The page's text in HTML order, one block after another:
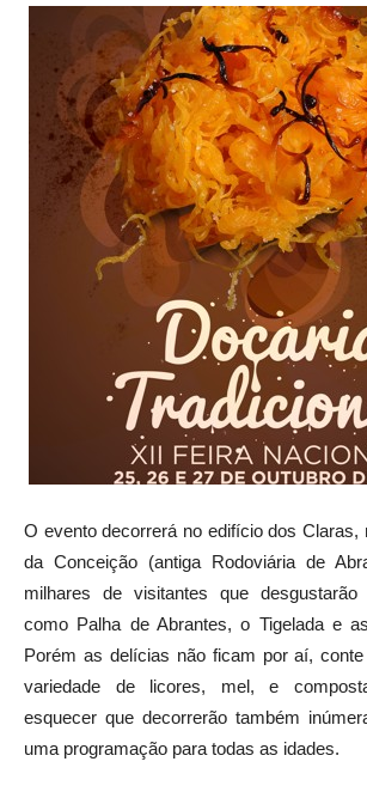
O evento decorrerá no edifício dos Claras,
da Conceição (antiga Rodoviária de
milhares de visitantes que desgustarão
como Palha de Abrantes, o Tigelada e
Porém as delícias não ficam por aí,
variedade de licores, mel, e
esquecer que decorrerão também
uma programação para todas as idades.